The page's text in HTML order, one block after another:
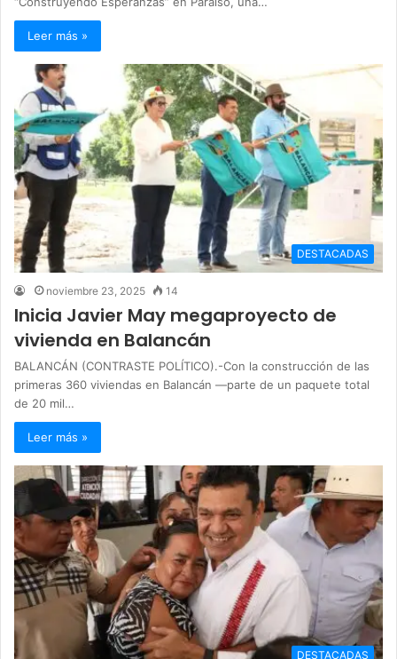
Leer más »
DESTACADAS
noviembre 23, 2025 14
Inicia Javier May megaproyecto de
vivienda en Balancán
BALANCÁN (CONTRASTE POLÍTICO).-Con la construcción de las
primeras 360 viviendas en Balancán —parte de un paquete total
de 20 mil…
Leer más »
DESTACADAS